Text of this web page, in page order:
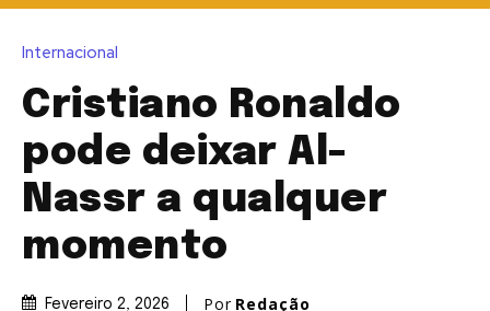
Internacional
Cristiano Ronaldo
pode deixar Al-
Nassr a qualquer
momento
Fevereiro 2, 2026 Por Redação